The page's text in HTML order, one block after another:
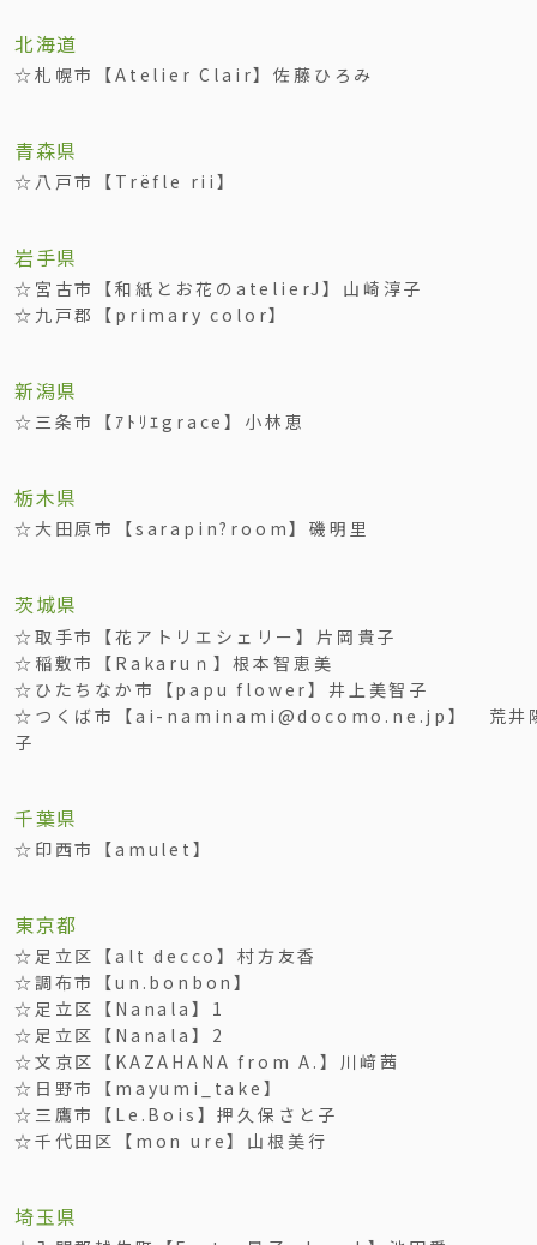
北海道
☆札幌市【Atelier Clair】佐藤ひろみ
青森県
☆八戸市【Trёfle rii】
岩手県
☆宮古市【和紙とお花のatelierJ】山崎淳子
☆九戸郡【primary color】
新潟県
☆三条市【ｱﾄﾘｴgrace】小林恵
栃木県
☆大田原市【sarapin?room】磯明里
茨城県
☆取手市【花アトリエシェリー】片岡貴子
☆稲敷市【Rakaruｎ】根本智恵美
☆ひたちなか市【papu flower】井上美智子
☆つくば市【ai-naminami@docomo.ne.jp】 荒井
子
千葉県
☆印西市【amulet】
東京都
☆足立区【alt decco】村方友香
☆調布市【un.bonbon】
☆足立区【Nanala】1
☆足立区【Nanala】2
☆文京区【KAZAHANA from A.】川﨑茜
☆日野市【mayumi_take】
☆三鷹市【Le.Bois】押久保さと子
☆千代田区【mon ure】山根美行
埼玉県